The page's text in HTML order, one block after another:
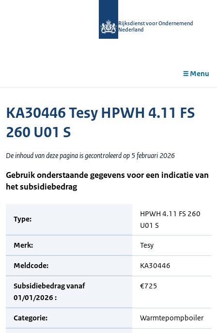
Rijksdienst voor Ondernemend
Nederland
Menu
KA30446 Tesy HPWH 4.11 FS
260 U01 S
De inhoud van deze pagina is gecontroleerd op 5 februari 2026
Gebruik onderstaande gegevens voor een indicatie van
het subsidiebedrag
Type:
HPWH 4.11 FS 260
U01 S
Merk: Tesy
Meldcode: KA30446
Subsidiebedrag vanaf
01/01/2026 :
€725
Categorie: Warmtepompboiler